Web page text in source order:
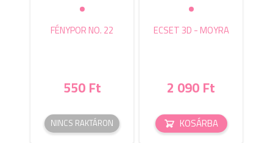
FÉNYPOR NO. 22
550 Ft
NINCS RAKTÁRON
ECSET 3D - MOYRA
2 090 Ft
KOSÁRBA